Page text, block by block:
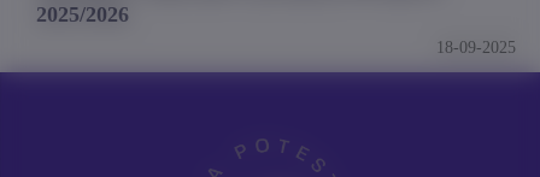
2025/2026
18-09-2025